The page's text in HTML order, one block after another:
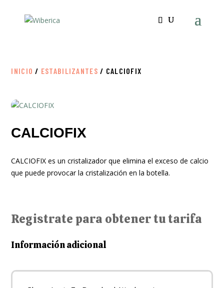
INICIO / ESTABILIZANTES / CALCIOFIX
CALCIOFIX
CALCIOFIX es un cristalizador que elimina el exceso de calcio
que puede provocar la cristalización en la botella.
Registrate para obtener tu tarifa
Información adicional